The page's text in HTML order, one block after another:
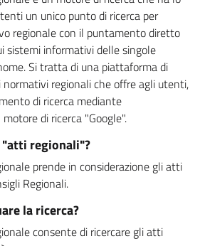
un unico punto di ricerca per
regionale con il puntamento diretto
sistemi informativi delle singole
Si tratta di una piattaforma di
normativi regionali che offre agli utenti,
di ricerca mediante
di ricerca "Google".
"atti regionali"?
prende in considerazione gli atti
Regionali.
la ricerca?
consente di ricercare gli atti